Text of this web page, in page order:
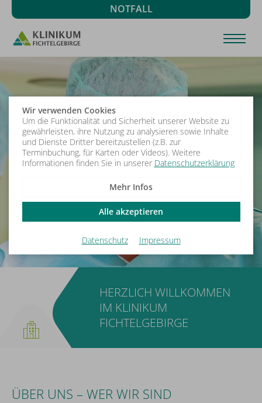
NOTFALL
HERZLICH WILLKOMMEN
IM KLINIKUM
FICHTELGEBIRGE
ÜBER UNS – WER WIR SIND
Wir verwenden Cookies
Um die Funktionalität und Sicherheit unserer Website zu
gewährleisten, ihre Nutzung zu analysieren sowie Inhalte
und Dienste Dritter bereitzustellen (z.B. zur
Terminbuchung, für Karten oder Videos). Weitere
Informationen finden Sie in unserer Datenschutzerklärung
Mehr Infos
Alle akzeptieren
Datenschutz Impressum